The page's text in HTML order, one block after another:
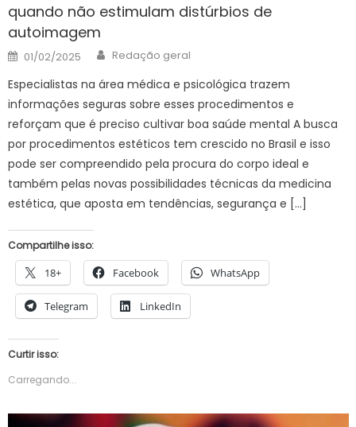
quando não estimulam distúrbios de
autoimagem
Posted
on
01/02/2025 Author
Redação geral
Especialistas na área médica e psicológica trazem
informações seguras sobre esses procedimentos e
reforçam que é preciso cultivar boa saúde mental A busca
por procedimentos estéticos tem crescido no Brasil e isso
pode ser compreendido pela procura do corpo ideal e
também pelas novas possibilidades técnicas da medicina
estética, que aposta em tendências, segurança e […]
Compartilhe isso:
18+ Facebook WhatsApp
Telegram LinkedIn
Curtir isso:
Carregando...